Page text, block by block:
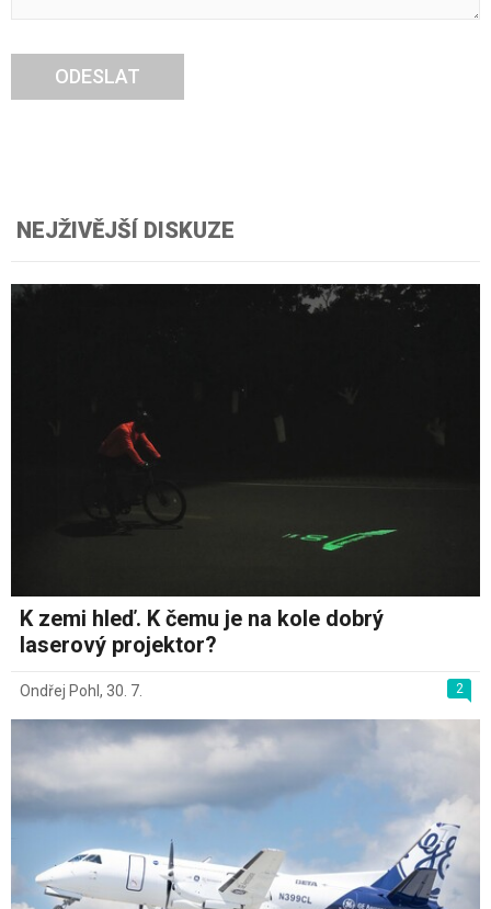
ODESLAT
NEJŽIVĚJŠÍ DISKUZE
K zemi hleď. K čemu je na kole dobrý
laserový projektor?
2
Ondřej Pohl , 30. 7.